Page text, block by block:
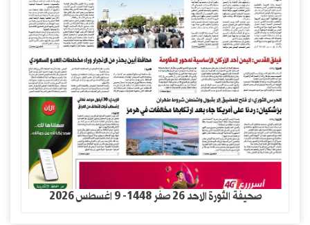
صحيفة الثورة الاحد 26 صفر 1448- 9 اغسطس 2026